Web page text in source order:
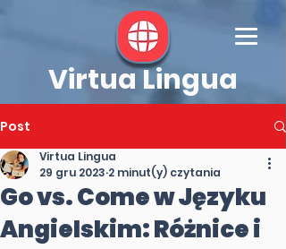
Virtua Lingua
Post
Go vs. Come w Języku
Angielskim: Różnice i
Virtua Lingua
29 gru 2023 2 minut(y) czytania